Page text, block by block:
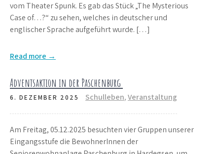
vom Theater Spunk. Es gab das Stück „The Mysterious
Case of…?“ zu sehen, welches in deutscher und
englischer Sprache aufgeführt wurde. […]
Read more →
Adventsaktion in der Paschenburg
6. DEZEMBER 2025 Schulleben,Veranstaltung
Am Freitag, 05.12.2025 besuchten vier Gruppen unserer
Eingangsstufe die BewohnerInnen der